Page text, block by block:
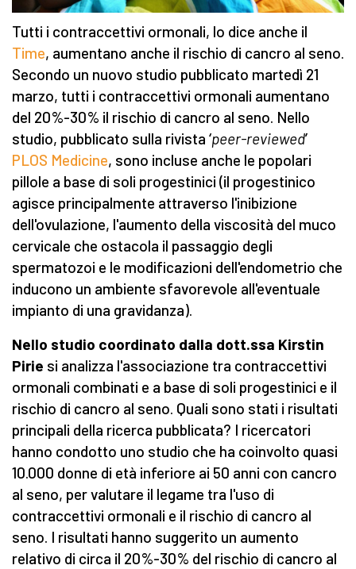
Tutti i contraccettivi ormonali, lo dice anche il
Time, aumentano anche il rischio di cancro al seno.
Secondo un nuovo studio pubblicato martedì 21
marzo, tutti i contraccettivi ormonali aumentano
del 20%-30% il rischio di cancro al seno. Nello
studio, pubblicato sulla rivista ‘peer-reviewed’
PLOS Medicine, sono incluse anche le popolari
pillole a base di soli progestinici (il progestinico
agisce principalmente attraverso l'inibizione
dell'ovulazione, l'aumento della viscosità del muco
cervicale che ostacola il passaggio degli
spermatozoi e le modificazioni dell'endometrio che
inducono un ambiente sfavorevole all'eventuale
impianto di una gravidanza).
Nello studio coordinato dalla dott.ssa Kirstin
Pirie si analizza l'associazione tra contraccettivi
ormonali combinati e a base di soli progestinici e il
rischio di cancro al seno. Quali sono stati i risultati
principali della ricerca pubblicata? I ricercatori
hanno condotto uno studio che ha coinvolto quasi
10.000 donne di età inferiore ai 50 anni con cancro
al seno, per valutare il legame tra l'uso di
contraccettivi ormonali e il rischio di cancro al
seno. I risultati hanno suggerito un aumento
relativo di circa il 20%-30% del rischio di cancro al